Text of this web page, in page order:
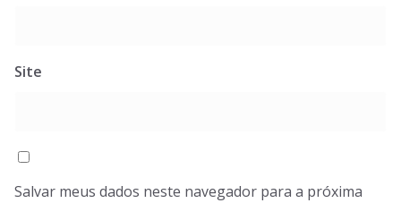
Site
Salvar meus dados neste navegador para a próxima